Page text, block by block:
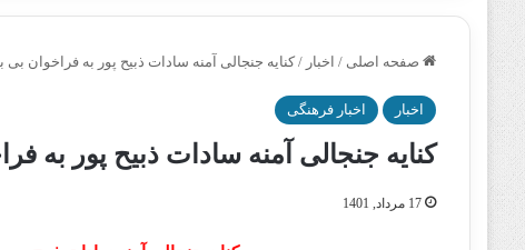
صفحه اصلی / اخبار / کنایه جنجالی آمنه سادات ذبیح پور به فراخوان
اخبار اخبار فرهنگی
کنایه جنجالی آمنه سادات ذبیح پور به
17 مرداد, 1401